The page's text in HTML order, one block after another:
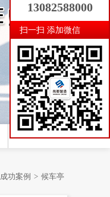
成功案例 > 候车亭
13082588000
扫一扫 添加微信